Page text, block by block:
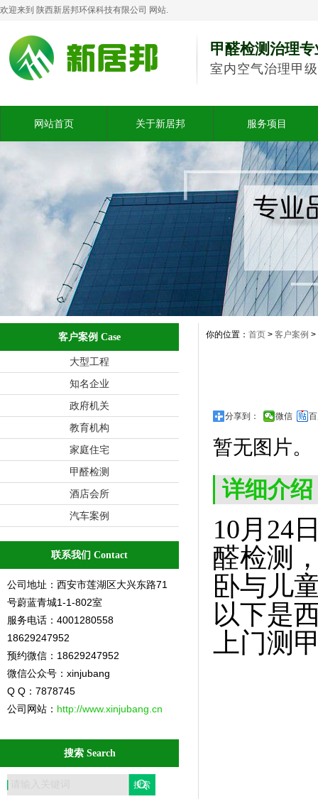
欢迎来到 陕西新居邦环保科技有限公司 网站.
甲醛检测治理
室内空气治理甲
网站首页 关于新居邦 服务项目
客户案例 Case
大型工程
知名企业
政府机关
教育机构
家庭住宅
甲醛检测
酒店会所
汽车案例
联系我们 Contact
公司地址：西安市莲湖区大兴东路71
号蔚蓝青城1-1-802室
服务电话：4001280558
18629247952
预约微信：18629247952
微信公众号：xinjubang
Q Q：7878745
公司网站： http://www.xinjubang.cn
搜索 Search
你的位置： 首页 > 客户案例 >
分享到： 微信
暂无图片。
详细介绍
10月24
醛检测
卧与儿
以下是
上门测